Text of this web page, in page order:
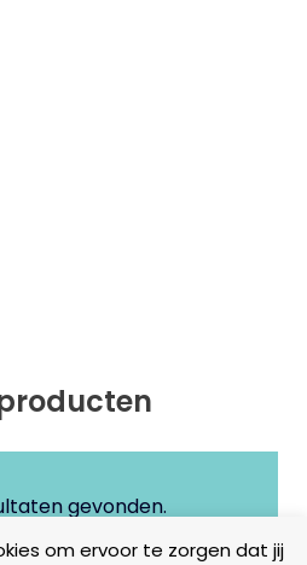
om ervoor te zorgen dat jij
gevonden.